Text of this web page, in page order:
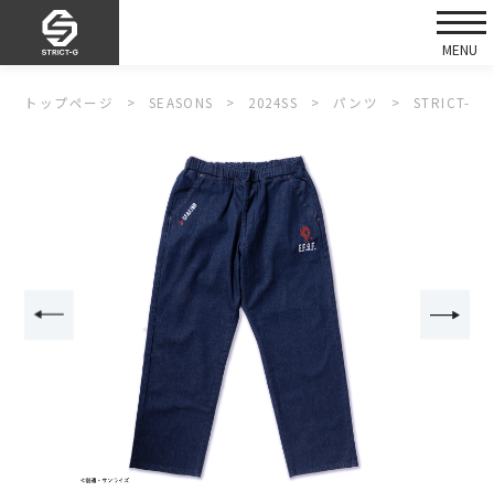
トップページ SEASONS 2024SS パンツ STRICT-G